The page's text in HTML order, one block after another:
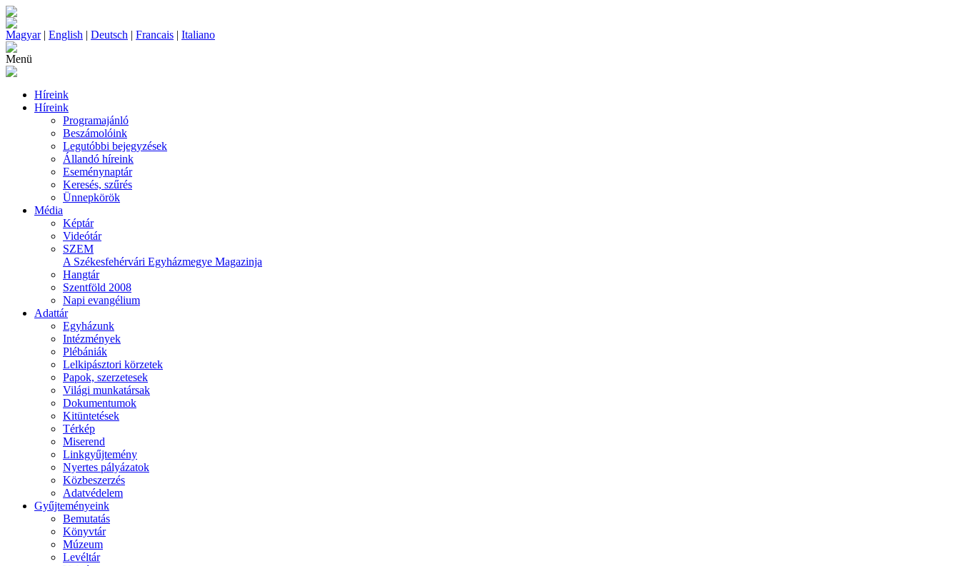
Magyar| English | Deutsch | Francais | Italiano
Menü
Híreink
Híreink
Programajánló
Beszámolóink
Legutóbbi bejegyzések
Állandó híreink
Eseménynaptár
Keresés, szűrés
Ünnepkörök
Média
Képtár
Videótár
SZEM
A Székesfehérvári Egyházmegye Magazinja
Hangtár
Szentföld 2008
Napi evangélium
Adattár
Egyházunk
Intézmények
Plébániák
Lelkipásztori körzetek
Papok, szerzetesek
Világi munkatársak
Dokumentumok
Kitüntetések
Térkép
Miserend
Linkgyűjtemény
Nyertes pályázatok
Közbeszerzés
Adatvédelem
Gyűjteményeink
Bemutatás
Könyvtár
Múzeum
Levéltár